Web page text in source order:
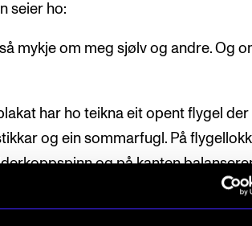
seier ho:
mykje om meg sjølv og andre. Og
har ho teikna eit opent flygel der
og ein sommarfugl. På
og på kanten